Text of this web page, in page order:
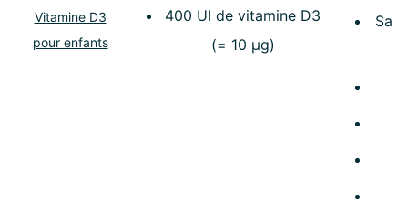
Vitamine D3
pour enfants
400 UI de vitamine D3
(= 10 µg)